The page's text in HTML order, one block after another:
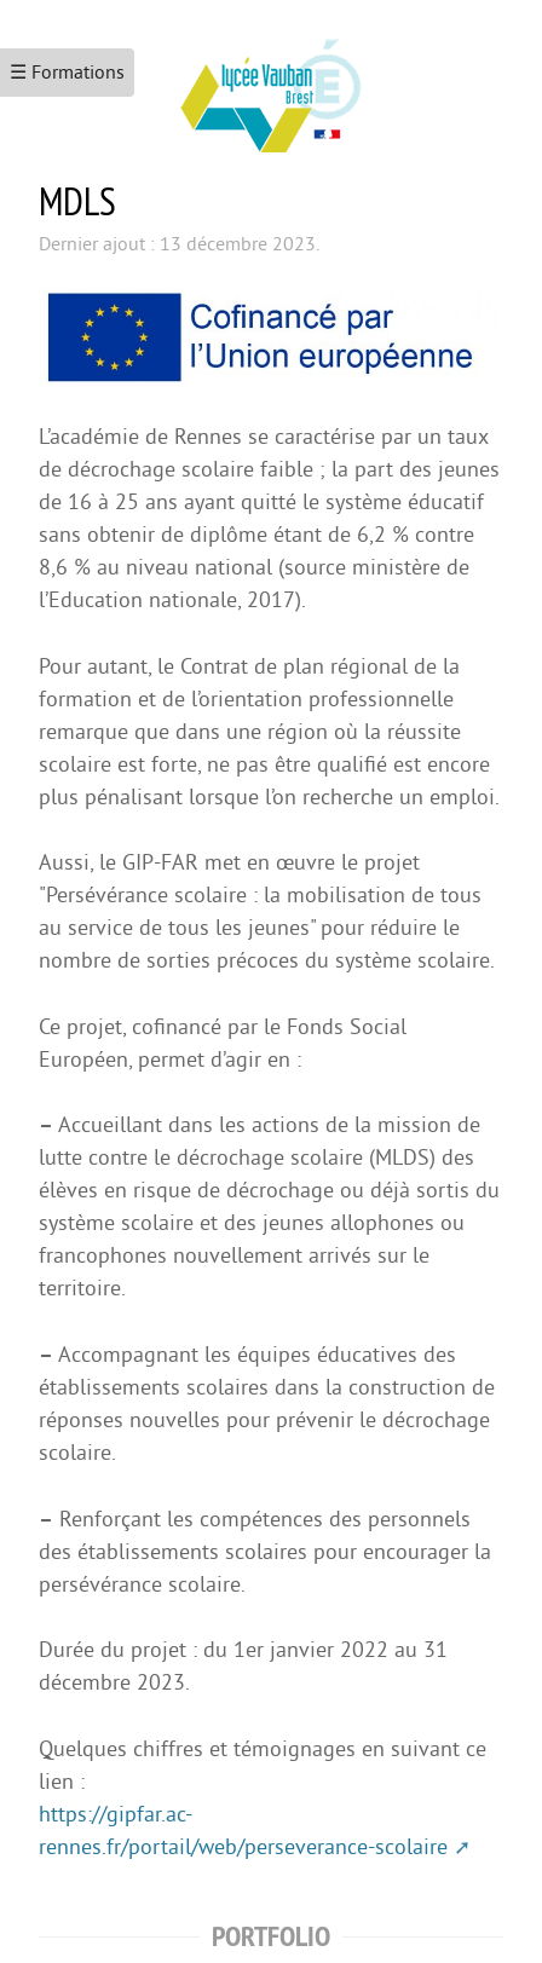
☰ Formations
ACCUEIL
LE LYCÉE
Les formations
Le numérique
L’école promotrice de la santé
KEZACO ?
CDI
La Coopérative des manuels scolaires
Erasmus +
Dossiers d’inscription
MDLS
FORMATIONS PRO
Bac Pro CIEL
Bac Pro MELEC
Bac Pro MSPC
Bac Pro TCI
BREVET D’INITIATION A LA MER
CAP AAGA
CAP PSR
CAP SM
ULIS
FORMATIONS GÉNÉRALES
Bac Général
STL
STD2A
UNSS et EPS
Enseignements Optionnels en 2nde
Option facultative Théâtre
Brevet d’initiation à l’aéronautique
Brevet d’Initiation à la Mer
FORMATIONS SUP
BTS CIEL
MDLS
Dernier ajout : 13 décembre 2023.
L’académie de Rennes se caractérise par un taux
de décrochage scolaire faible ; la part des jeunes
de 16 à 25 ans ayant quitté le système éducatif
sans obtenir de diplôme étant de 6,2 % contre
8,6 % au niveau national (source ministère de
l’Education nationale, 2017).
Pour autant, le Contrat de plan régional de la
formation et de l’orientation professionnelle
remarque que dans une région où la réussite
scolaire est forte, ne pas être qualifié est encore
plus pénalisant lorsque l’on recherche un emploi.
Aussi, le GIP-FAR met en œuvre le projet
"Persévérance scolaire : la mobilisation de tous
au service de tous les jeunes" pour réduire le
nombre de sorties précoces du système scolaire.
Ce projet, cofinancé par le Fonds Social
Européen, permet d’agir en :
– Accueillant dans les actions de la mission de
lutte contre le décrochage scolaire (MLDS) des
élèves en risque de décrochage ou déjà sortis du
système scolaire et des jeunes allophones ou
francophones nouvellement arrivés sur le
territoire.
– Accompagnant les équipes éducatives des
établissements scolaires dans la construction de
réponses nouvelles pour prévenir le décrochage
scolaire.
– Renforçant les compétences des personnels
des établissements scolaires pour encourager la
persévérance scolaire.
Durée du projet : du 1er janvier 2022 au 31
décembre 2023.
Quelques chiffres et témoignages en suivant ce
lien :
https://gipfar.ac-
rennes.fr/portail/web/perseverance-scolaire
PORTFOLIO